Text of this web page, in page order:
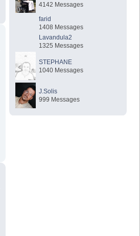
4142 Messages
farid
1408 Messages
Lavandula2
1325 Messages
STEPHANE
1040 Messages
J.Solis
999 Messages